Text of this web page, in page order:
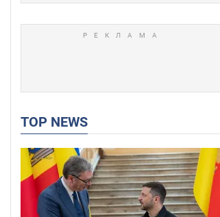
TOP NEWS